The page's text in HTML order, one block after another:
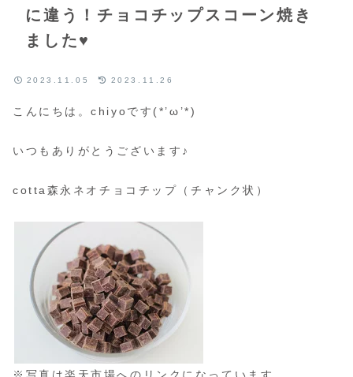
に違う！チョコチップスコーン焼き
ました♥
2023.11.05 2023.11.26
こんにちは。chiyoです(*’ω’*)
いつもありがとうございます♪
cotta森永ネオチョコチップ（チャンク状）